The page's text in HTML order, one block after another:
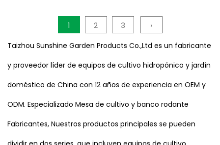
1 2 3 ›
Taizhou Sunshine Garden Products Co.,Ltd es un fabricante
y proveedor líder de equipos de cultivo hidropónico y jardín
doméstico de China con 12 años de experiencia en OEM y
ODM. Especializado Mesa de cultivo y banco rodante
Fabricantes, Nuestros productos principales se pueden